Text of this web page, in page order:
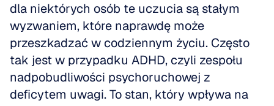
dla niektórych osób te uczucia są stałym
wyzwaniem, które naprawdę może
przeszkadzać w codziennym życiu. Często
tak jest w przypadku ADHD, czyli zespołu
nadpobudliwości psychoruchowej z
deficytem uwagi. To stan, który wpływa na